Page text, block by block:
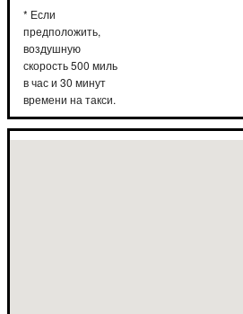
* Если
предположить,
воздушную
скорость 500 миль
в час и 30 минут
времени на такси.